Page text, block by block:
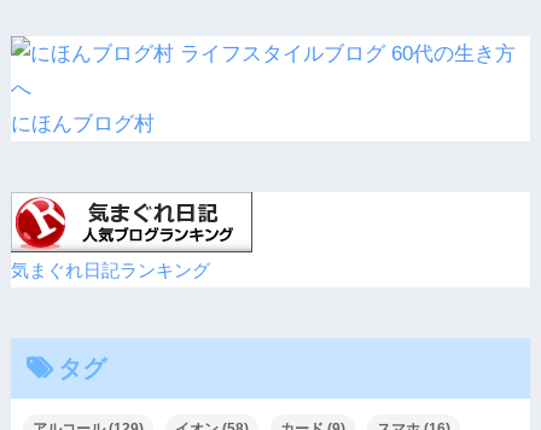
にほんブログ村
気まぐれ日記ランキング
タグ